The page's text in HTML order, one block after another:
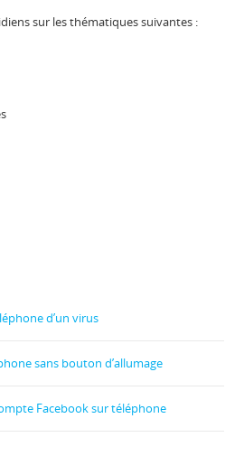
sur les thématiques suivantes :
d’un virus
sans bouton d’allumage
Facebook sur téléphone